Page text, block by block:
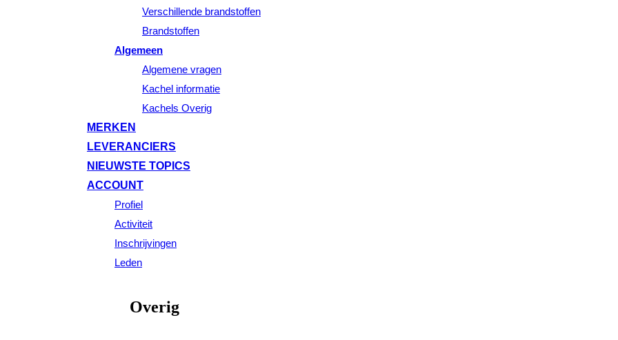
Verschillende brandstoffen
Brandstoffen
Algemeen
Algemene vragen
Kachel informatie
Kachels Overig
MERKEN
LEVERANCIERS
NIEUWSTE TOPICS
ACCOUNT
Profiel
Activiteit
Inschrijvingen
Leden
Overig